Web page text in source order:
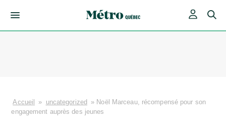
Accueil » uncategorized » Noël Marceau, récompensé pour son
engagement auprès des jeunes